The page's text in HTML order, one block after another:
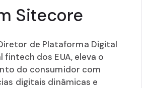
Sitecore
de Plataforma Digital
fintech dos EUA, eleva o
do consumidor com
digitais dinâmicas e